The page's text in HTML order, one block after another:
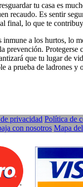
tu casa es
recaudo. Es sentir
final, lo que te
inmune a los hurtos, lo
prevención. Protegerse
que tu lugar de
a prueba de ladrones y
privacidad Política de
con nosotros Mapa